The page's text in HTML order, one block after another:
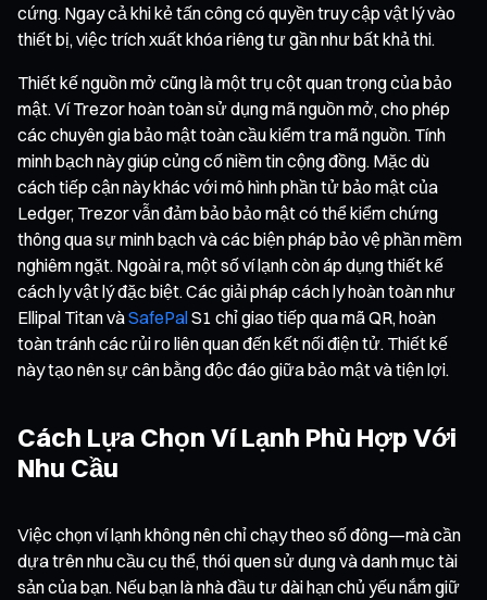
cứng. Ngay cả khi kẻ tấn công có quyền truy cập vật lý vào
thiết bị, việc trích xuất khóa riêng tư gần như bất khả thi.
Thiết kế nguồn mở cũng là một trụ cột quan trọng của bảo
mật. Ví Trezor hoàn toàn sử dụng mã nguồn mở, cho phép
các chuyên gia bảo mật toàn cầu kiểm tra mã nguồn. Tính
minh bạch này giúp củng cố niềm tin cộng đồng. Mặc dù
cách tiếp cận này khác với mô hình phần tử bảo mật của
Ledger, Trezor vẫn đảm bảo bảo mật có thể kiểm chứng
thông qua sự minh bạch và các biện pháp bảo vệ phần mềm
nghiêm ngặt. Ngoài ra, một số ví lạnh còn áp dụng thiết kế
cách ly vật lý đặc biệt. Các giải pháp cách ly hoàn toàn như
Ellipal Titan vàSafePalS1 chỉ giao tiếp qua mã QR, hoàn
toàn tránh các rủi ro liên quan đến kết nối điện tử. Thiết kế
này tạo nên sự cân bằng độc đáo giữa bảo mật và tiện lợi.
Cách Lựa Chọn Ví Lạnh Phù Hợp Với
Nhu Cầu
Việc chọn ví lạnh không nên chỉ chạy theo số đông—mà cần
dựa trên nhu cầu cụ thể, thói quen sử dụng và danh mục tài
sản của bạn. Nếu bạn là nhà đầu tư dài hạn chủ yếu nắm giữ